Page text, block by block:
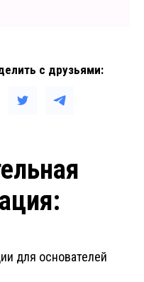
с друзьями:
для основателей